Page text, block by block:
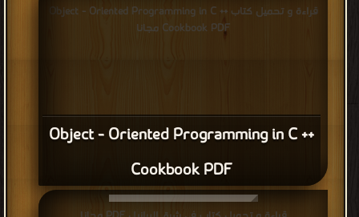
Object - Oriented Programming in C ++
Cookbook PDF
قراءة و تحميل كتاب Object - Oriented Programming in C ++
Cookbook PDF مجانا